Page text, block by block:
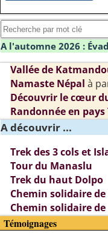
A l'automne 2026 :
Vallée de
Namaste Népal à
Découvrir le cœur
Randonnée en
A découvrir ...
Trek des 3 cols et
Tour du Manaslu
Trek du haut Dolpo
Chemin solidaire
Chemin solidaire
Témoignages